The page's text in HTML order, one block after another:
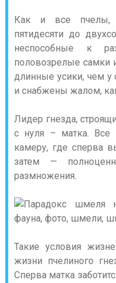
Как и все пчелы,
пятидесяти до
неспособные к
половозрелые
длинные усики, чем у
и снабжены жалом,
Лидер гнезда,
с нуля – матка. Все
камеру, где сперва
затем —
размножения.
Такие условия
жизни пчелиного
Сперва матка